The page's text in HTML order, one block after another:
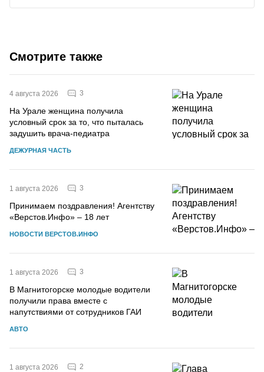
Смотрите также
4 августа 2026 3
На Урале женщина получила
условный срок за то, что пыталась
задушить врача-педиатра
ДЕЖУРНАЯ ЧАСТЬ
1 августа 2026 3
Принимаем поздравления! Агентству
«Верстов.Инфо» – 18 лет
НОВОСТИ ВЕРСТОВ.ИНФО
1 августа 2026 3
В Магнитогорске молодые водители
получили права вместе с
напутствиями от сотрудников ГАИ
АВТО
1 августа 2026 2